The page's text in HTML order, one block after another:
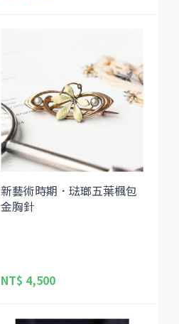
新藝術時期．琺瑯五葉楓包
金胸針
NT$ 4,500